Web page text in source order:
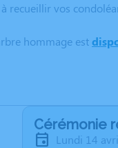
recueillir vos
hommage est
Cérémonie
lundi 14